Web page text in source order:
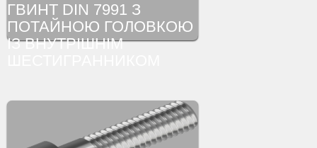
ГВИНТ DIN 7991 З
ПОТАЙНОЮ ГОЛОВКОЮ
ІЗ ВНУТРІШНІМ